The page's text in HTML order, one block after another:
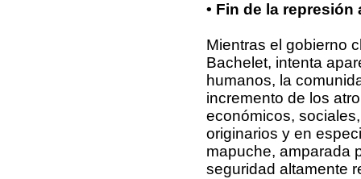
• Fin de la
Mientras el gobierno
Bachelet, intenta
humanos, la
incremento de los
económicos,
originarios y en
mapuche, amparada
seguridad altamente